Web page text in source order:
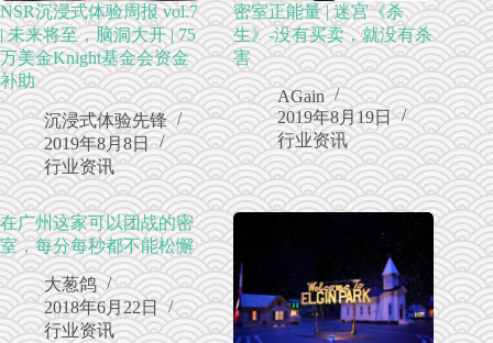
NSR沉浸式体验周报 vol.7
| 未来将至，脑洞大开 | 75
万美金Knight基金会资金
补助
沉浸式体验先锋
2019年8月8日
行业资讯
密室正能量 | 迷宫《杀
生》-没有买卖，就没有杀
害
AGain
2019年8月19日
行业资讯
在广州这家可以团战的密
室，每分每秒都不能松懈
大葱鸽
2018年6月22日
行业资讯